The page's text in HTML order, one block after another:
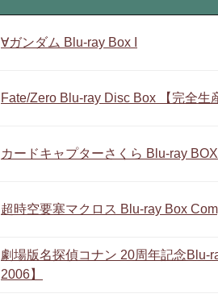
∀ガンダム Blu-ray Box I
Fate/Zero Blu-ray Disc Box 【完全生
カードキャプターさくら Blu-ray BOX
超時空要塞マクロス Blu-ray Box
劇場版名探偵コナン 20周年記念Blu-
2006】